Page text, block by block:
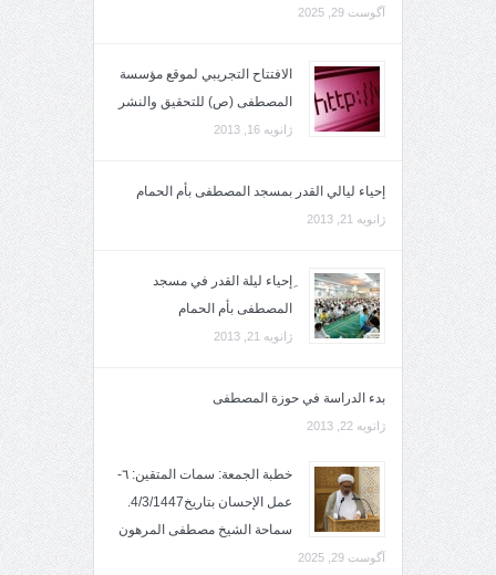
آگوست 29, 2025
الافتتاح التجريبي لموقع مؤسسة
المصطفى (ص) للتحقيق والنشر
ژانویه 16, 2013
إحياء ليالي القدر بمسجد المصطفى بأم الحمام
ژانویه 21, 2013
ِإحياء ليلة القدر في مسجد
المصطفى بأم الحمام
ژانویه 21, 2013
بدء الدراسة في حوزة المصطفى
ژانویه 22, 2013
خطبة الجمعة: سمات المتقين: ٦-
عمل الإحسان بتاريخ4/3/1447.
سماحة الشيخ مصطفى المرهون
آگوست 29, 2025